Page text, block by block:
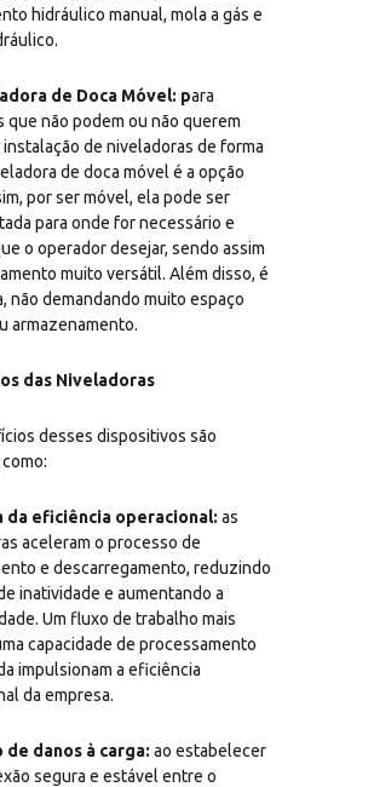
hidráulico manual, mola a gás e
de Doca Móvel: para
que não podem ou não querem
de niveladoras de forma
de doca móvel é a opção
por ser móvel, ela pode ser
para onde for necessário e
o operador desejar, sendo assim
muito versátil. Além disso, é
não demandando muito espaço
armazenamento.
das Niveladoras
desses dispositivos são
da eficiência operacional: as
aceleram o processo de
e descarregamento, reduzindo
inatividade e aumentando a
Um fluxo de trabalho mais
capacidade de processamento
impulsionam a eficiência
da empresa.
de danos à carga: ao estabelecer
segura e estável entre o